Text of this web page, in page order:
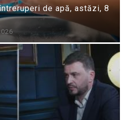
de apă, astăzi, 8